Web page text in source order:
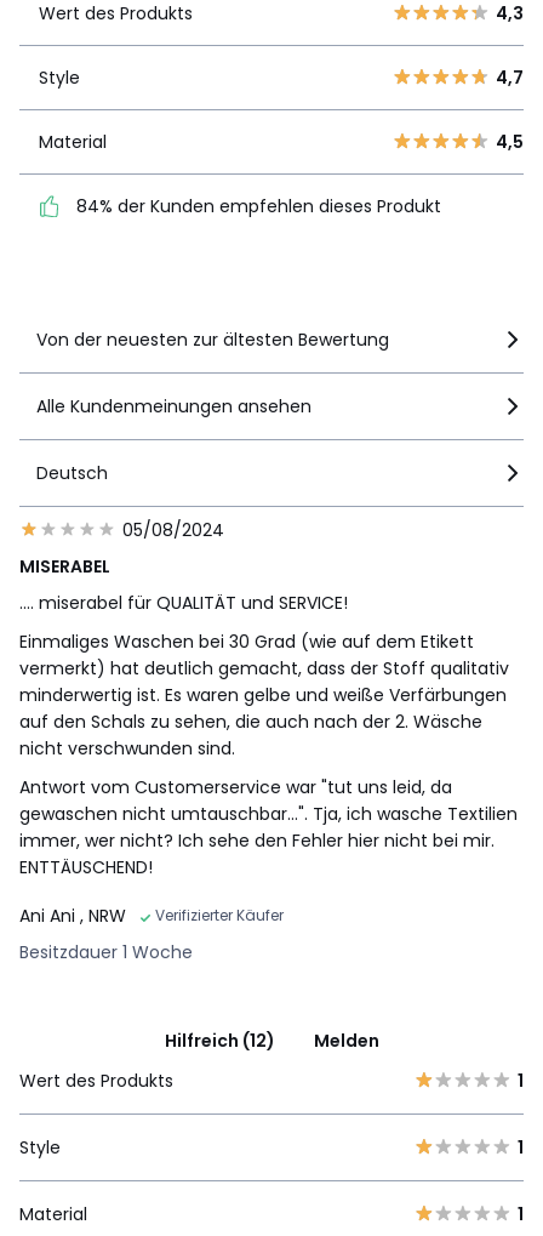
4
4,7
4,5
empfehlen dieses Produkt
Wert des Produkts 4,3
Style 4,7
Material 4,5
84% der Kunden empfehlen dieses Produkt
Von der neuesten zur ältesten Bewertung
Alle Kundenmeinungen ansehen
Deutsch
05/08/2024
MISERABEL
.... miserabel für QUALITÄT und SERVICE!
Einmaliges Waschen bei 30 Grad (wie auf dem Etikett
vermerkt) hat deutlich gemacht, dass der Stoff qualitativ
minderwertig ist. Es waren gelbe und weiße Verfärbungen
auf den Schals zu sehen, die auch nach der 2. Wäsche
nicht verschwunden sind.
Antwort vom Customerservice war "tut uns leid, da
gewaschen nicht umtauschbar...". Tja, ich wasche Textilien
immer, wer nicht? Ich sehe den Fehler hier nicht bei mir.
ENTTÄUSCHEND!
Ani Ani , NRW Verifizierter Käufer
Besitzdauer 1 Woche
Hilfreich (12)
Melden
Wert des Produkts
1
Style 1
Material 1